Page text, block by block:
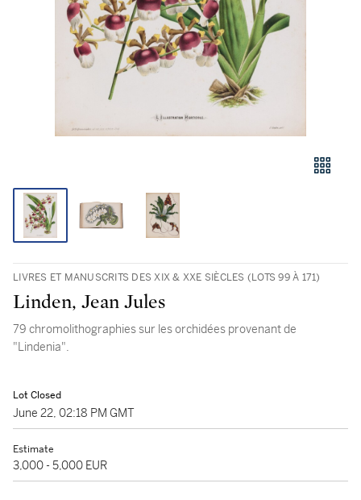
LIVRES ET MANUSCRITS DES XIX & XXE SIÈCLES (LOTS 99 À 171)
Linden, Jean Jules
79 chromolithographies sur les orchidées provenant de
"Lindenia".
Lot Closed
June 22, 02:18 PM GMT
Estimate
3,000 - 5,000 EUR